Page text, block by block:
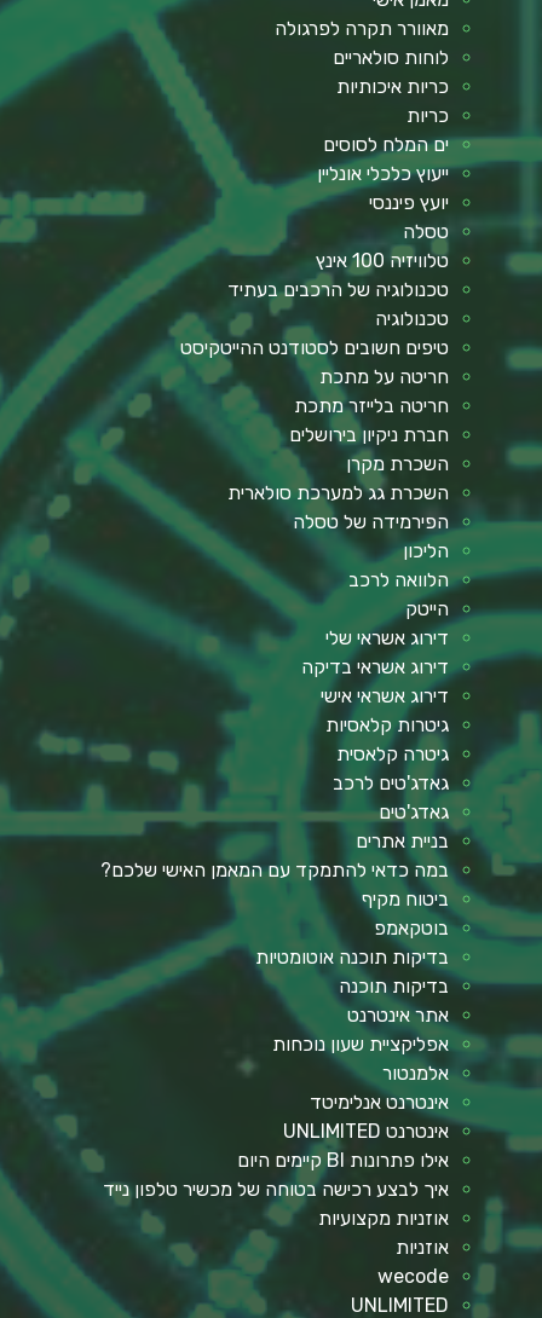
מאוורר תקרה לפרגולה
לוחות סולאריים
כריות איכותיות
כריות
ים המלח לסוסים
ייעוץ כלכלי אונליין
יועץ פיננסי
טסלה
טלוויזיה 100 אינץ
טכנולוגיה של הרכבים בעתיד
טכנולוגיה
טיפים חשובים לסטודנט ההייטקיסט
חריטה על מתכת
חריטה בלייזר מתכת
חברת ניקיון בירושלים
השכרת מקרן
השכרת גג למערכת סולארית
הפירמידה של טסלה
הליכון
הלוואה לרכב
הייטק
דירוג אשראי שלי
דירוג אשראי בדיקה
דירוג אשראי אישי
גיטרות קלאסיות
גיטרה קלאסית
גאדג'טים לרכב
גאדג'טים
בניית אתרים
במה כדאי להתמקד עם המאמן האישי שלכם?
ביטוח מקיף
בוטקאמפ
בדיקות תוכנה אוטומטיות
בדיקות תוכנה
אתר אינטרנט
אפליקציית שעון נוכחות
אלמנטור
אינטרנט אנלימיטד
אינטרנט UNLIMITED
אילו פתרונות BI קיימים היום
איך לבצע רכישה בטוחה של מכשיר טלפון נייד
אוזניות מקצועיות
אוזניות
wecode
UNLIMITED